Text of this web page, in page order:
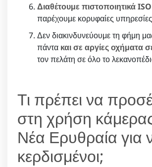
Διαθέτουμε πιστοποιητικά ISO
παρέχουμε κορυφαίες
Δεν διακινδυνεύουμε τη φήμη
πάντα και σε αργίες οχήματα
τον πελάτη σε όλο το
Τι πρέπει να
στη χρήση
Νέα Ερυθραία για
κερδισμένοι;